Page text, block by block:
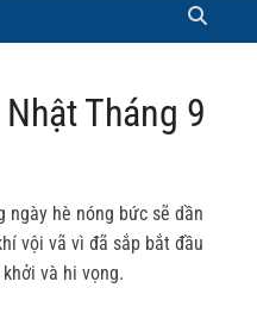
Tháng 9
ngày hè nóng bức sẽ dần
vội vã vì đã sắp bắt đầu
và hi vọng.